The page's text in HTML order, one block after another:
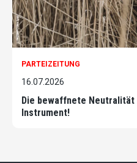
PARTEIZEITUNG
16.07.2026
Die bewaffnete
Instrument!